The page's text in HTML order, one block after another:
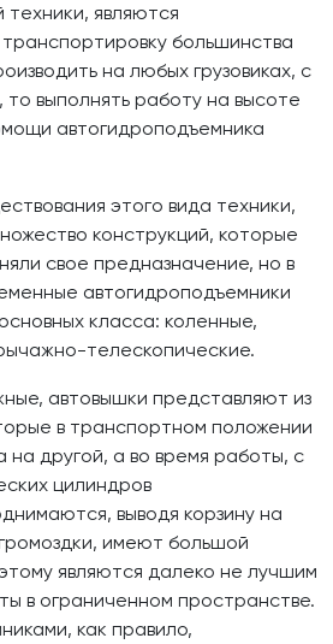
являются
большинства
на любых грузовиках, с
то выполнять работу на высоте
автогидроподъемника
этого вида техники,
конструкций, которые
свое предназначение, но в
автогидроподъемники
класса: коленные,
телескопические.
автовышки представляют из
в транспортном положении
другой, а во время работы, с
цилиндров
выводя корзину на
имеют большой
являются далеко не лучшим
в ограниченном пространстве.
как правило,